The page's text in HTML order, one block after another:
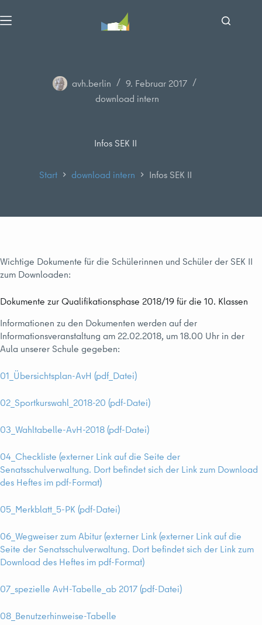
Inhalt
avh.berlin
9. Februar 2017
download intern
Infos SEK II
Start download intern Infos SEK II
Wichtige Dokumente für die Schülerinnen und Schüler der SEK II
zum Downloaden:
Dokumente zur Qualifikationsphase 2018/19 für die 10. Klassen
Informationen zu den Dokumenten werden auf der
Informationsveranstaltung am 22.02.2018, um 18.00 Uhr in der
Aula unserer Schule gegeben:
01_Übersichtsplan-AvH (pdf_Datei)
02_ Sportkurswahl_2018-20 (pdf-Datei)
03 _Wahltabelle-AvH-2018 (pdf-Datei)
04_Checkliste (externer Link auf die Seite der
Senatsschulverwaltung. Dort befindet sich der Link zum Download
des Heftes im pdf-Format)
05_Merkblatt_ 5-PK (pdf-Datei)
06_Wegweiser zum Abitur (externer Link (externer Link auf die
Seite der Senatsschulverwaltung. Dort befindet sich der Link zum
Download des Heftes im pdf-Format)
07_spezielle AvH-Tabelle_ab 2017 (pdf-Datei)
08_Benutzerhinweise-Tabelle